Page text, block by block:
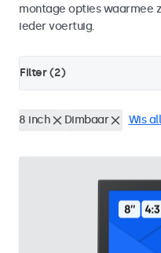
montage opties waarmee
ieder voertuig.
Filter (2)
8 inch Dimbaar Wis